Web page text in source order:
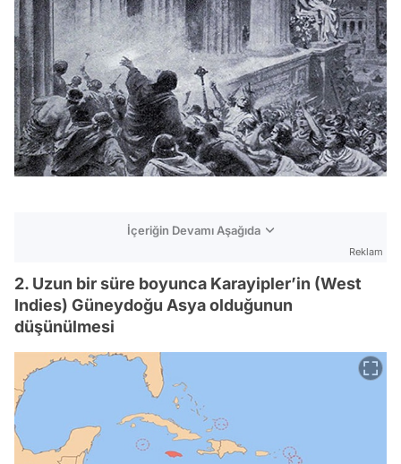
İçeriğin Devamı Aşağıda
Reklam
2. Uzun bir süre boyunca Karayipler’in (West
Indies) Güneydoğu Asya olduğunun
düşünülmesi